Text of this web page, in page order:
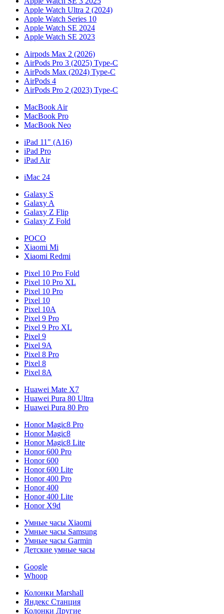
Apple Watch Ultra 2 (2024)
Apple Watch Series 10
Apple Watch SE 2024
Apple Watch SE 2023
Airpods Max 2 (2026)
AirPods Pro 3 (2025) Type-C
AirPods Max (2024) Type-C
AirPods 4
AirPods Pro 2 (2023) Type-C
MacBook Air
MacBook Pro
MacBook Neo
iPad 11" (A16)
iPad Pro
iPad Air
iMac 24
Galaxy S
Galaxy A
Galaxy Z Flip
Galaxy Z Fold
POCO
Xiaomi Mi
Xiaomi Redmi
Pixel 10 Pro Fold
Pixel 10 Pro XL
Pixel 10 Pro
Pixel 10
Pixel 10A
Pixel 9 Pro
Pixel 9 Pro XL
Pixel 9
Pixel 9A
Pixel 8 Pro
Pixel 8
Pixel 8A
Huawei Mate X7
Huawei Pura 80 Ultra
Huawei Pura 80 Pro
Honor Magic8 Pro
Honor Magic8
Honor Magic8 Lite
Honor 600 Pro
Honor 600
Honor 600 Lite
Honor 400 Pro
Honor 400
Honor 400 Lite
Honor X9d
Умные часы Xiaomi
Умные часы Samsung
Умные часы Garmin
Детские умные часы
Google
Whoop
Колонки Marshall
Яндекс Станция
Колонки Другие